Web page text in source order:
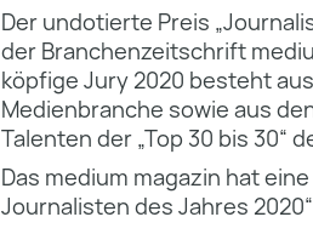
Der undotierte Preis
der Branchenzeitschrift
köpfige Jury 2020 besteht
Medienbranche sowie aus
Talenten der „Top 30 bis 30“
Das medium magazin hat eine
Journalisten des Jahres